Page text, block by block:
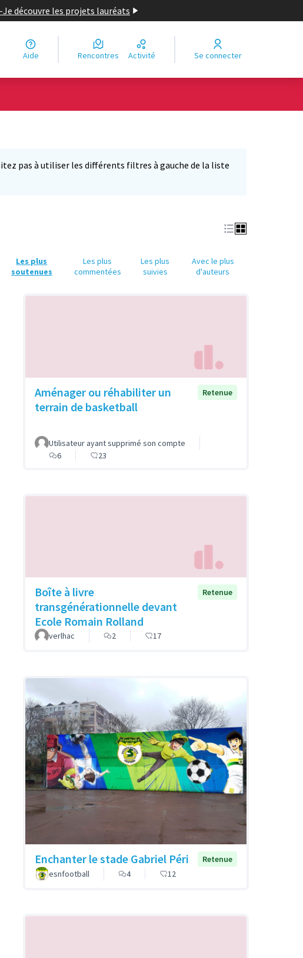
-Je découvre les projets lauréats
Aide Rencontres Activité Se connecter
pas à utiliser les différents filtres à gauche de la liste
Les plus
soutenues
Les plus
commentées
Les plus
suivies
Avec le plus
d'auteurs
Aménager ou réhabiliter un
terrain de basketball
Retenue
Utilisateur ayant supprimé son compte
6
23
Boîte à livre
transgénérationnelle devant
Ecole Romain Rolland
Retenue
verlhac 2 17
Enchanter le stade Gabriel Péri
Retenue
esnfootball
4 12